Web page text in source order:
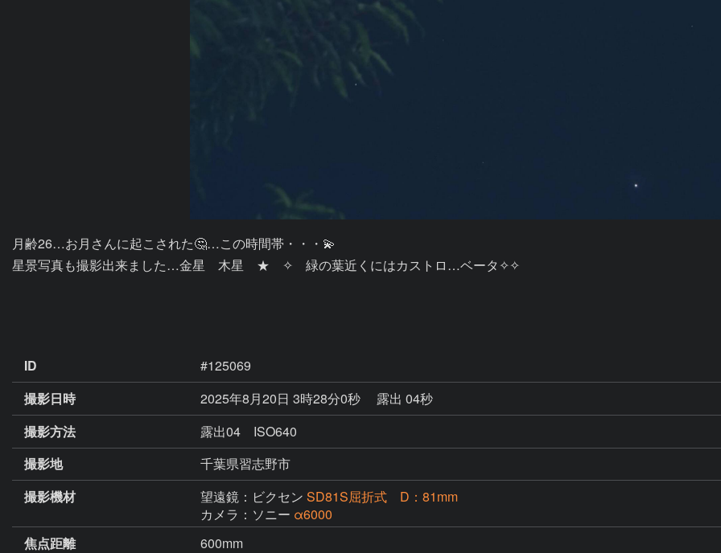
月齢26…お月さんに起こされた🤔…この時間帯・・・💫
星景写真も撮影出来ました…金星　木星　★　✧　緑の葉近くにはカストロ…ベータ✧✧
ID
#125069
撮影日時
2025年8月20日 3時28分0秒
露出 04秒
撮影方法
露出04 ISO640
撮影地
千葉県習志野市
撮影機材
望遠鏡：ビクセン SD81S屈折式 D：81mm
カメラ：ソニー α6000
焦点距離
600mm